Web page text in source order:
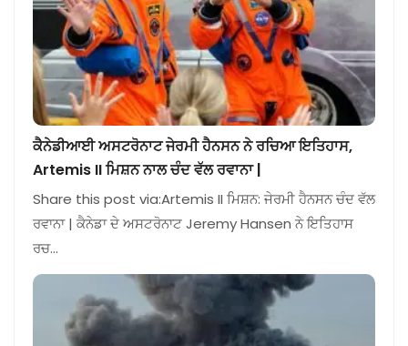
ਕੈਨੇਡੀਆਈ ਅਸਟਰੋਨਾਟ ਜੇਰਮੀ ਹੈਨਸਨ ਨੇ ਰਚਿਆ ਇਤਿਹਾਸ,
Artemis II ਮਿਸ਼ਨ ਨਾਲ ਚੰਦ ਵੱਲ ਰਵਾਨਾ |
Share this post via:Artemis II ਮਿਸ਼ਨ: ਜੇਰਮੀ ਹੈਨਸਨ ਚੰਦ ਵੱਲ
ਰਵਾਨਾ | ਕੈਨੇਡਾ ਦੇ ਅਸਟਰੋਨਾਟ Jeremy Hansen ਨੇ ਇਤਿਹਾਸ
ਰਚ…